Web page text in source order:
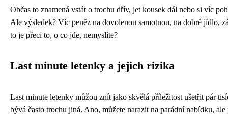
Občas to znamená vstát o trochu dřív, jet kousek dál nebo si víc
Ale výsledek? Víc peněz na dovolenou samotnou, na dobré jídlo,
to je přeci to, o co jde, nemyslíte?
Last minute letenky a jejich rizika
Last minute letenky můžou znít jako skvělá příležitost ušetřit pár
bývá často trochu jiná. Ano, můžete narazit na parádní nabídku,